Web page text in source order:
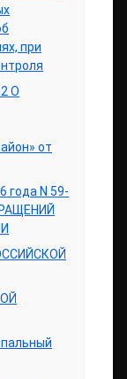
при
О
от
N 59-